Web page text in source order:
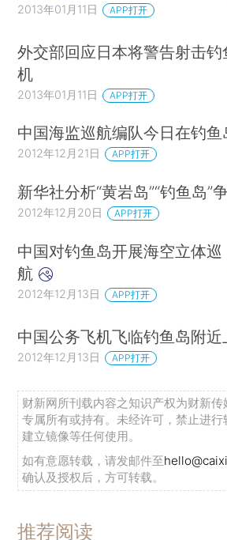
2013年01月11日 APP打开
外交部回应日本将警告射击
机
2013年01月11日 APP打开
中国海监巡航编队今日在钓
2012年12月21日 APP打开
新华社分析“黄岩岛”“钓鱼岛”
2012年12月20日 APP打开
中国对钓鱼岛开展海空立体巡
航
2012年12月13日 APP打开
中国公务飞机飞临钓鱼岛附近
2012年12月13日 APP打开
财新网所刊载内容之知识产权为财新传
专属所有或持有。未经许可，禁止进行
建立镜像等任何使用。
如有意愿转载，请发邮件至
确认及授权后，方可转载。
推荐阅读